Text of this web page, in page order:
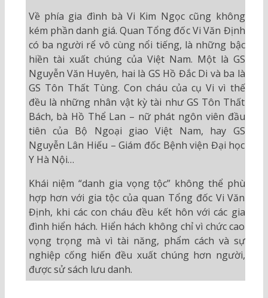
Về phía gia đình bà Vi Kim Ngọc cũng không
kém phần danh giá. Quan Tổng đốc Vi Văn Định
có ba người rể vô cùng nổi tiếng, là những bậc
hiền tài xuất chúng của Việt Nam. Một là GS
Nguyễn Văn Huyên, hai là GS Hồ Đắc Di và ba là
GS Tôn Thất Tùng. Con cháu của cụ Vi vì thế
đều là những nhân vật kỳ tài như GS Tôn Thất
Bách, bà Hồ Thể Lan – nữ phát ngôn viên đầu
tiên của Bộ Ngoại giao Việt Nam, hay GS
Nguyễn Lân Hiếu – Giám đốc Bệnh viện Đại học
Y Hà Nội…
Khái niệm “danh gia vọng tộc” không thể phù
hợp hơn với gia tộc của quan Tổng đốc Vi Văn
Định, khi các con cháu đều kết hôn với các gia
đình hiển hách. Hiển hách không chỉ vì chức cao
vọng trọng mà vì tài năng, phẩm cách và sự
nghiệp cống hiến đều xuất chúng hơn người,
được sử sách lưu danh.